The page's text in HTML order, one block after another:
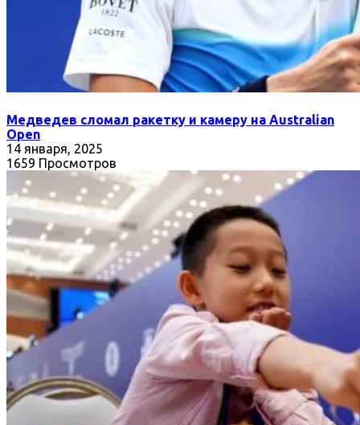
Медведев сломал ракетку и камеру на Australian
Open
14 января, 2025
1659 Просмотров